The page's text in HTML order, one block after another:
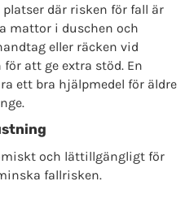
där risken för fall är
mattor i duschen och
eller räcken vid
att ge extra stöd. En
ett bra hjälpmedel för äldre
och lättillgängligt för
fallrisken.